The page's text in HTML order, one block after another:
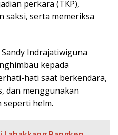
perkara (TKP),
saksi, serta memeriksa
Indrajatiwiguna
kepada
hati saat berkendara,
dan menggunakan
seperti helm.